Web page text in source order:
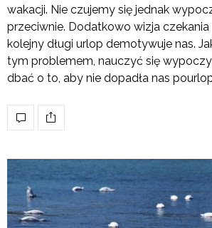
wakacji. Nie czujemy się jednak
przeciwnie. Dodatkowo wizja czekania
kolejny długi urlop demotywuje nas.
tym problemem, nauczyć się
dbać o to, aby nie dopadła nas